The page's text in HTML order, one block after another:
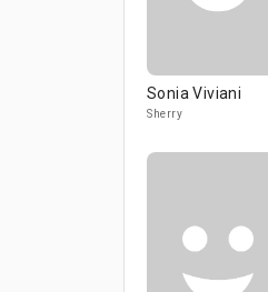
Sonia Viviani
Sherry